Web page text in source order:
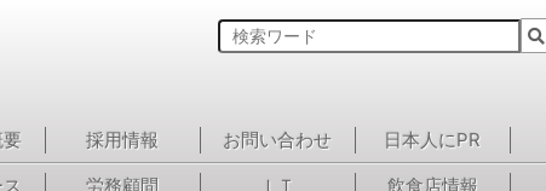
採用情報 お問い合わせ
日本人にPR
労務顧問 ＩＴ 飲食店情報